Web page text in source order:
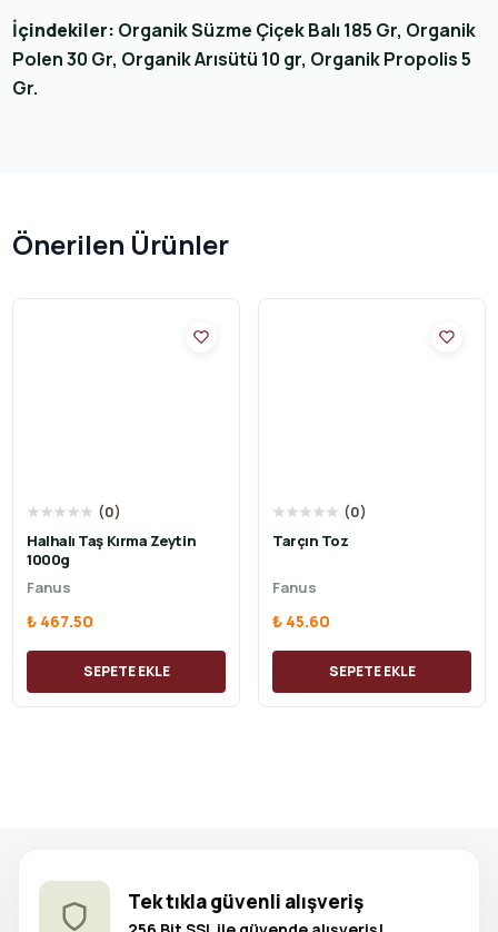
İçindekiler: Organik Süzme Çiçek Balı 185 Gr, Organik
Polen 30 Gr, Organik Arısütü 10 gr, Organik Propolis 5
Gr.
Önerilen Ürünler
★★★★★ (0)
Halhalı Taş Kırma Zeytin
1000g
Fanus
₺ 467.50
SEPETE EKLE
★★★★★ (0)
Tarçın Toz
Fanus
₺ 45.60
SEPETE EKLE
Tek tıkla güvenli alışveriş